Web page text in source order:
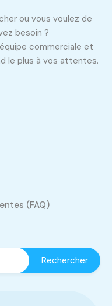
ou vous voulez de
besoin ?
commerciale et
le plus à vos attentes.
(FAQ)